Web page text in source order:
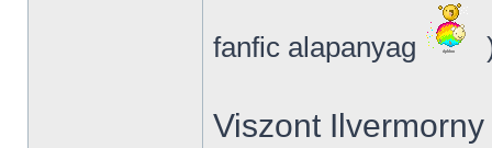
fanfic alapanyag
Viszont